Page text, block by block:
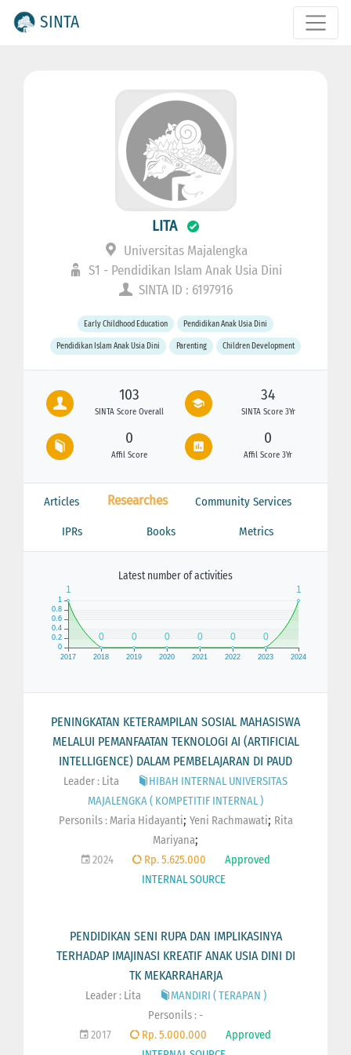
SINTA
LITA
Universitas Majalengka
S1 - Pendidikan Islam Anak Usia Dini
SINTA ID : 6197916
Early Childhood Education Pendidikan Anak Usia Dini
Pendidikan Islam Anak Usia Dini Parenting Children Development
103
SINTA Score Overall
34
SINTA Score 3Yr
0
Affil Score
0
Affil Score 3Yr
Articles Researches Community Services
IPRs Books Metrics
Latest number of activities
PENINGKATAN KETERAMPILAN SOSIAL MAHASISWA
MELALUI PEMANFAATAN TEKNOLOGI AI (ARTIFICIAL
INTELLIGENCE) DALAM PEMBELAJARAN DI PAUD
Leader : Lita
HIBAH INTERNAL UNIVERSITAS
MAJALENGKA ( KOMPETITIF INTERNAL )
Personils : Maria Hidayanti; Yeni Rachmawati; Rita
Mariyana;
2024 Rp. 5.625.000
Approved
INTERNAL SOURCE
PENDIDIKAN SENI RUPA DAN IMPLIKASINYA
TERHADAP IMAJINASI KREATIF ANAK USIA DINI DI
TK MEKARRAHARJA
Leader : Lita
MANDIRI ( TERAPAN )
Personils : -
2017
Rp. 5.000.000
Approved